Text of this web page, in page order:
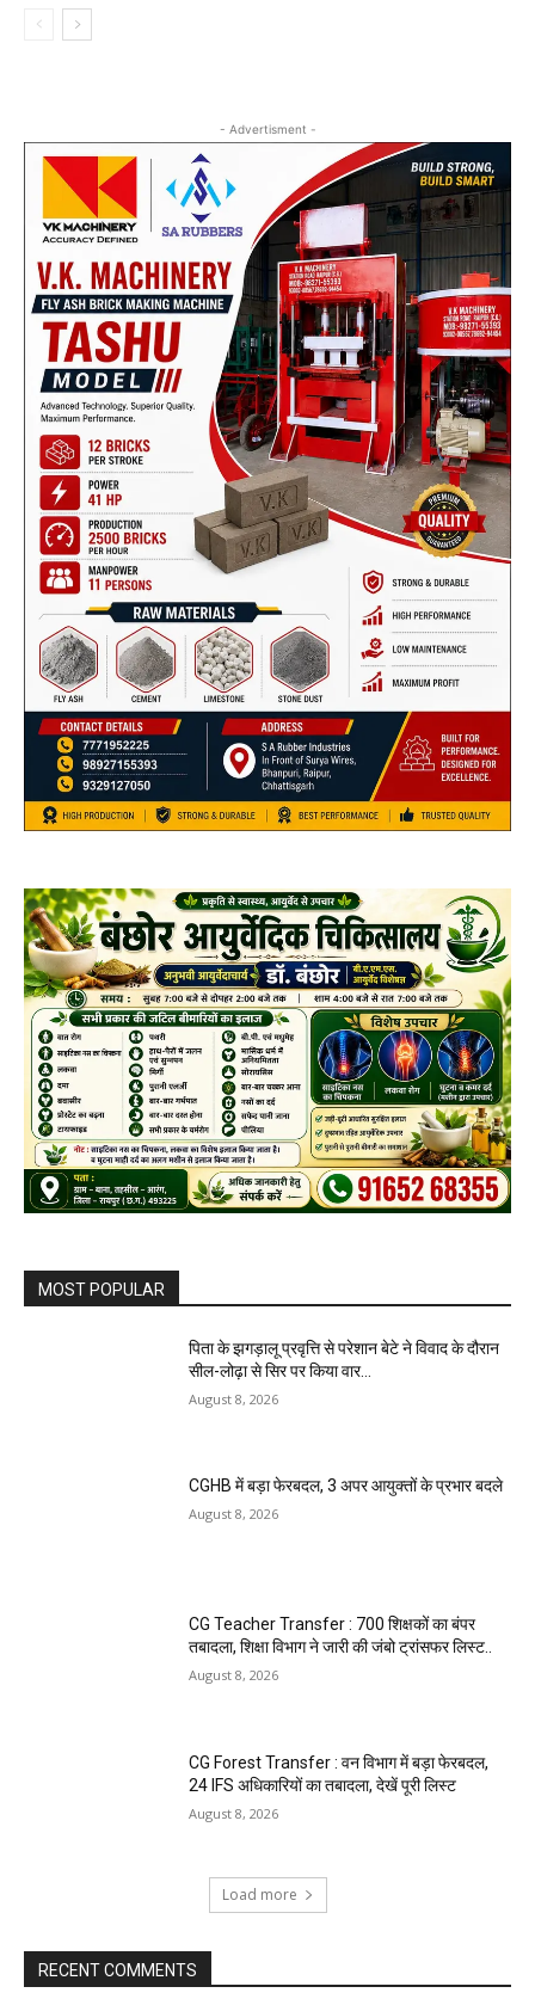
- Advertisment -
MOST POPULAR
पिता के झगड़ालू प्रवृत्ति से परेशान बेटे ने विवाद के दौरान
सील-लोढ़ा से सिर पर किया वार…
August 8, 2026
CGHB में बड़ा फेरबदल, 3 अपर आयुक्तों के प्रभार बदले
August 8, 2026
CG Teacher Transfer : 700 शिक्षकों का बंपर
तबादला, शिक्षा विभाग ने जारी की जंबो ट्रांसफर लिस्ट..
August 8, 2026
CG Forest Transfer : वन विभाग में बड़ा फेरबदल,
24 IFS अधिकारियों का तबादला, देखें पूरी लिस्ट
August 8, 2026
Load more
RECENT COMMENTS